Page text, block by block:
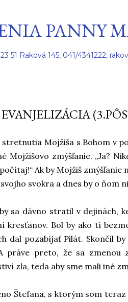
PANNY
Raková 145, 041/4341222,
stretnutia Mojžiša s Bohom v
Mojžišovo zmýšľanie. „Ja?
Ak by Mojžiš
svokra a dnes by o ňom
sa dávno stratil v dejinách,
kresťanov. Bol by ako tí
dal pozabíjať Pilát. Skončil
práve preto, že sa zmenou
zla, teda aby sme mali iné
Štefana, s ktorým som teraz